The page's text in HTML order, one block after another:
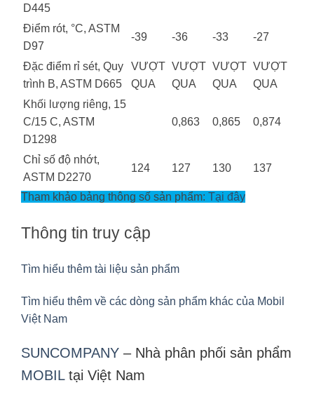
D445
Điểm rót, °C, ASTM
D97
-39 -36 -33 -27
Đặc điểm rỉ sét, Quy
trình B, ASTM D665
VƯỢT
QUA
VƯỢT
QUA
VƯỢT
QUA
VƯỢT
QUA
Khối lượng riêng, 15
C/15 C, ASTM
D1298
0,863 0,865 0,874
Chỉ số độ nhớt,
ASTM D2270
124 127 130 137
Tham khảo bảng thông số sản phẩm: Tại đây
Thông tin truy cập
Tìm hiểu thêm tài liệu sản phẩm
Tìm hiểu thêm về các dòng sản phẩm khác của Mobil
Việt Nam
SUNCOMPANY – Nhà phân phối sản phẩm
MOBILtại Việt Nam